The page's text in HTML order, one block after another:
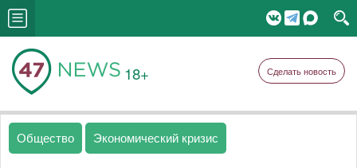
18+ Сделать новость
Общество Экономический кризис